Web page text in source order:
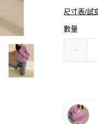
尺寸表/試
數量